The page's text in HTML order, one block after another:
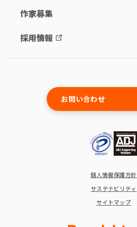
作家募集
採用情報
お問い合わせ
個人情報保護方針
サステナビリティ
サイトマップ